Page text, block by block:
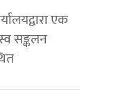
एक
सङ्कलन